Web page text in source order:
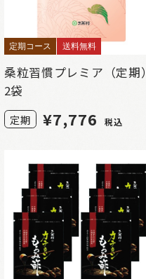
定期コース 送料無料
桑粒習慣プレミア（定期）
2袋
定期 ¥7,776 税込